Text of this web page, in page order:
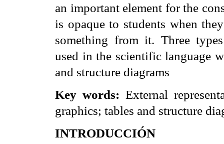
an important element for the
is opaque to students when
something from it. Three
used in the scientific language
and structure diagrams
Key words: External
graphics; tables and structure
INTRODUCCIÓN